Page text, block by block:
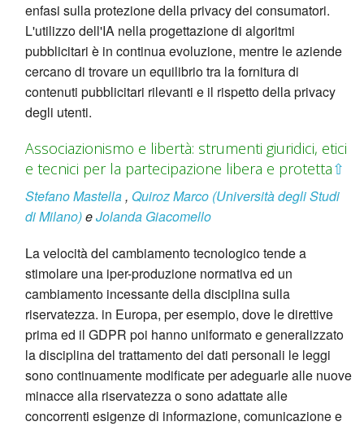
enfasi sulla protezione della privacy dei consumatori.
L'utilizzo dell'IA nella progettazione di algoritmi
pubblicitari è in continua evoluzione, mentre le aziende
cercano di trovare un equilibrio tra la fornitura di
contenuti pubblicitari rilevanti e il rispetto della privacy
degli utenti.
Associazionismo e libertà: strumenti giuridici, etici
e tecnici per la partecipazione libera e protetta⇧
Stefano Mastella, Quiroz Marco (Università degli Studi
di Milano)eJolanda Giacomello
La velocità del cambiamento tecnologico tende a
stimolare una iper-produzione normativa ed un
cambiamento incessante della disciplina sulla
riservatezza. in Europa, per esempio, dove le direttive
prima ed il GDPR poi hanno uniformato e generalizzato
la disciplina del trattamento dei dati personali le leggi
sono continuamente modificate per adeguarle alle nuove
minacce alla riservatezza o sono adattate alle
concorrenti esigenze di informazione, comunicazione e